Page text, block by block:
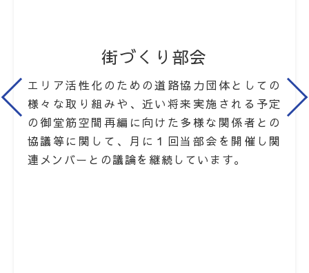
街づくり部会
エリア活性化のための道路協力団体としての
様々な取り組みや、近い将来実施される予定
の御堂筋空間再編に向けた多様な関係者との
協議等に関して、月に１回当部会を開催し関
連メンバーとの議論を継続しています。